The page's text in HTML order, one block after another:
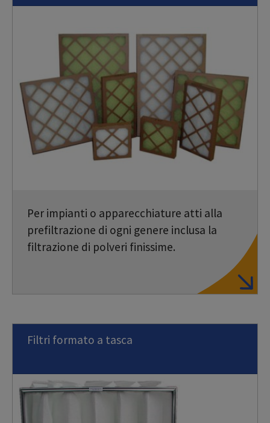
Per impianti o apparecchiature atti alla
prefiltrazione di ogni genere inclusa la
filtrazione di polveri finissime.
Filtri formato a tasca